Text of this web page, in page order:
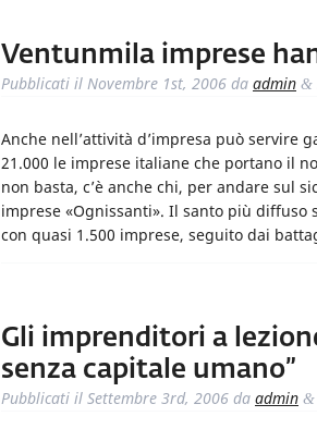
Ventunmila imprese
Pubblicati il Novembre 1st, 2006 da admin &
Anche nell’attività d’impresa può servire
21.000 le imprese italiane che portano il
non basta, c’è anche chi, per andare sul
imprese «Ognissanti». Il santo più diffuso
con quasi 1.500 imprese, seguito dai
Gli imprenditori a
senza capitale umano”
Pubblicati il Settembre 3rd, 2006 da admin &